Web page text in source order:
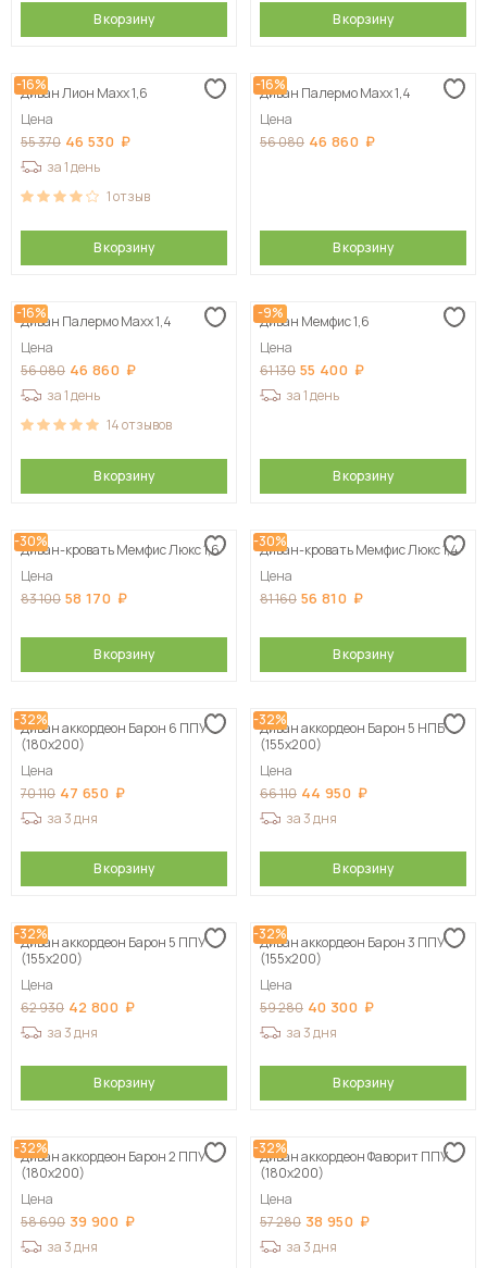
В корзину В корзину
-16%
Диван Лион Maxx 1,6
Цена
55 370 46 530
за 1 день
1отзыв
В корзину
-16%
Диван Палермо Maxx 1,4
Цена
56 080 46 860
В корзину
-16%
Диван Палермо Maxx 1,4
Цена
56 080 46 860
за 1 день
14отзывов
В корзину
-9%
Диван Мемфис 1,6
Цена
61 130 55 400
за 1 день
В корзину
-30%
Диван-кровать Мемфис Люкс 1,6
Цена
83 100 58 170
В корзину
-30%
Диван-кровать Мемфис Люкс 1,4
Цена
81 160 56 810
В корзину
-32%
Диван аккордеон Барон 6 ППУ
(180х200)
Цена
70 110 47 650
за 3 дня
В корзину
-32%
Диван аккордеон Барон 5 НПБ
(155х200)
Цена
66 110 44 950
за 3 дня
В корзину
-32%
Диван аккордеон Барон 5 ППУ
(155х200)
Цена
62 930 42 800
за 3 дня
В корзину
-32%
Диван аккордеон Барон 3 ППУ
(155х200)
Цена
59 280 40 300
за 3 дня
В корзину
-32%
Диван аккордеон Барон 2 ППУ
(180х200)
Цена
58 690 39 900
за 3 дня
-32%
Диван аккордеон Фаворит ППУ
(180х200)
Цена
57 280 38 950
за 3 дня